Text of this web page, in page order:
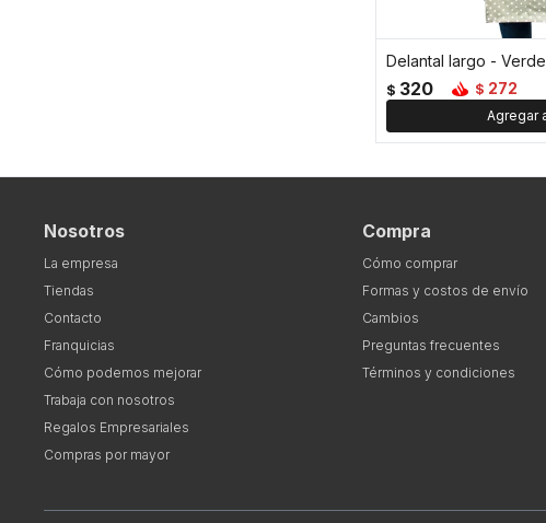
Delantal largo - Verde
$ 320 $ 272
Nosotros
La empresa
Tiendas
Contacto
Franquicias
Cómo podemos mejorar
Trabaja con nosotros
Regalos Empresariales
Compras por mayor
Compra
Cómo comprar
Formas y costos de envío
Cambios
Preguntas frecuentes
Términos y condiciones